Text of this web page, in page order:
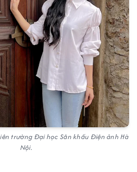
trường Đại học Sân khấu Điện ảnh Hà
Nội.